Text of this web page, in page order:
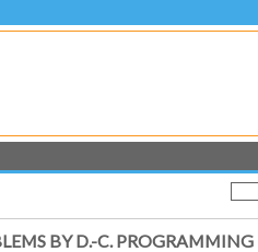
BY D.-C. PROGRAMMING